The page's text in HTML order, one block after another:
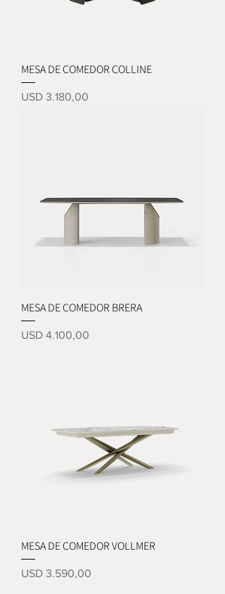
MESA DE COMEDOR COLLINE
Precio
USD 3.180,00
MESA DE COMEDOR BRERA
Precio
USD 4.100,00
MESA DE COMEDOR VOLLMER
Precio
USD 3.590,00